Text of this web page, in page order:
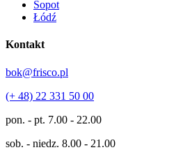
Sopot
Łódź
Kontakt
bok@frisco.pl
(+ 48) 22 331 50 00
pon. - pt. 7.00 - 22.00
sob. - niedz. 8.00 - 21.00